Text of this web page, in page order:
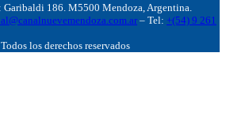
186. M5500 Mendoza, Argentina.
– Tel: +(54) 9 261
los derechos reservados